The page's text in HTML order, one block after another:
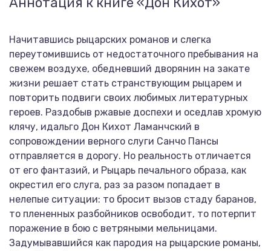
Начитавшись рыцарских романов и слегка
переутомившись от недостаточного пребывания на
свежем воздухе, обедневший дворянин на закате
жизни решает стать странствующим рыцарем и
повторить подвиги своих любимых литературных
героев. Раздобыв ржавые доспехи и оседлав хромую
клячу, идальго Дон Кихот Ламанчский в
сопровождении верного слуги Санчо Пансы
отправляется в дорогу. Но реальность отличается
от его фантазий, и Рыцарь печального образа, как
окрестил его слуга, раз за разом попадает в
нелепые ситуации: то бросит вызов стаду баранов,
то плененных разбойников освободит, то потерпит
поражение в бою с ветряными мельницами.
Задумывавшийся как пародия на рыцарские романы,